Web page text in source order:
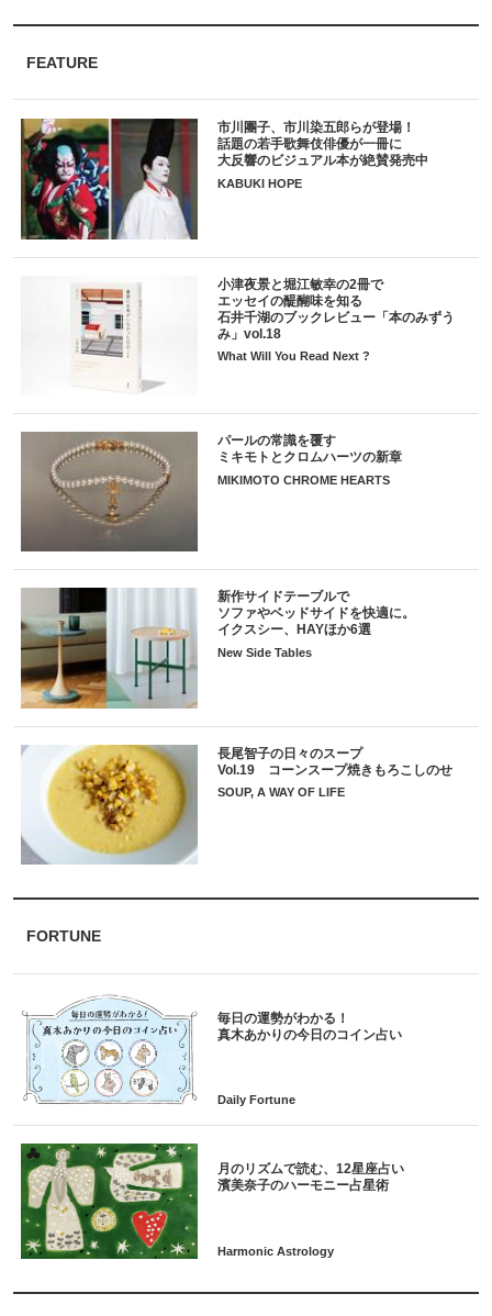
FEATURE
市川團子、市川染五郎らが登場！
話題の若手歌舞伎俳優が一冊に
大反響のビジュアル本が絶賛発売中
KABUKI HOPE
小津夜景と堀江敏幸の2冊で
エッセイの醍醐味を知る
石井千湖のブックレビュー「本のみずう
み」vol.18
What Will You Read Next ?
パールの常識を覆す
ミキモトとクロムハーツの新章
MIKIMOTO CHROME HEARTS
新作サイドテーブルで
ソファやベッドサイドを快適に。
イクスシー、HAYほか6選
New Side Tables
長尾智子の日々のスープ
Vol.19 コーンスープ焼きもろこしのせ
SOUP, A WAY OF LIFE
FORTUNE
毎日の運勢がわかる！
月のリズムで読む、12星座占い